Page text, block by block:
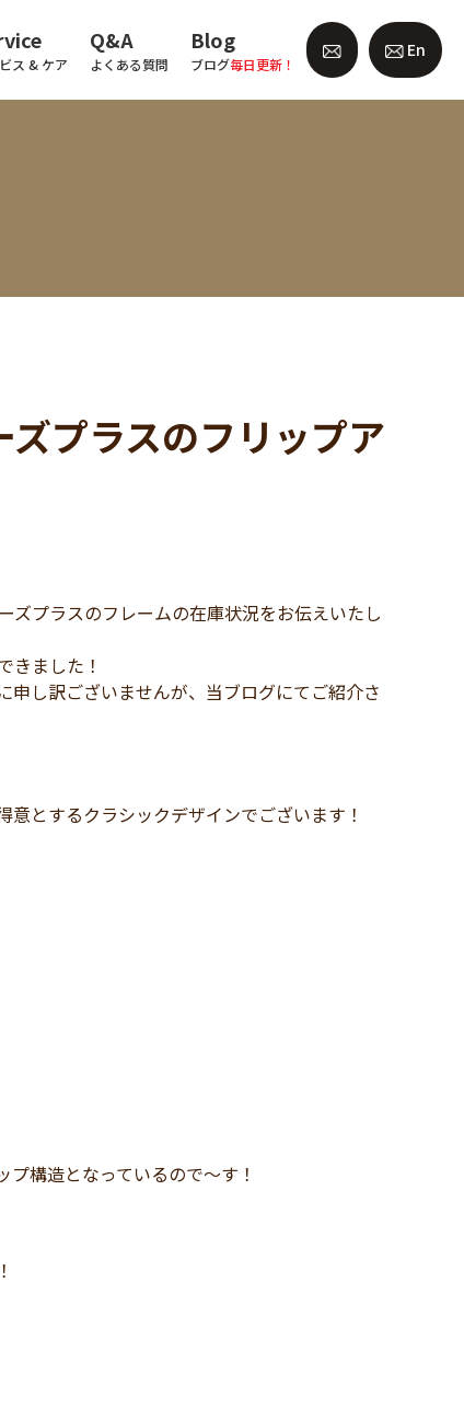
ス & ケア
Q&A
よくある質問
Blog
ブログ毎日更新！
En
プラスのフリップア
プラスのフレームの在庫状況をお伝えいたし
きました！
し訳ございませんが、当ブログにてご紹介さ
とするクラシックデザインでございます！
構造となっているので～す！